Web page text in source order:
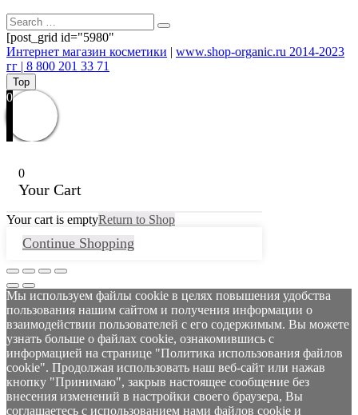
[post_grid id="5980"
Интернет магазин косметики | www.shop-organic.ru 2014-2023
гг | 8 800 201 33 71
Top
0
0
Your Cart
Your cart is emptyReturn to Shop
Continue Shopping
Мы используем файлы cookie в целях повышения удобства
пользования нашим сайтом и получения информации о
взаимодействии пользователей с его содержимым. Вы можете
узнать больше о файлах cookie, ознакомившись с
информацией на странице "Политика использования файлов
cookie". Продолжая использовать наш веб-сайт или нажав
кнопку "Принимаю", закрыв настоящее сообщение без
внесения изменений в настройки своего браузера, Вы
соглашаетесь с использованием нами файлов cookie и